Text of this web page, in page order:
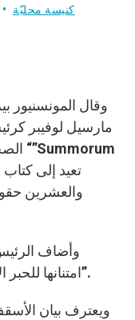
كنيسة محليّة
وقال المونسنيور
مارسيل لوفيبر
والعشرين
وأضاف
امتنانها للحبر الأعظم لهذه المنفعة الروحية العظيمة”.
ويعترف بيان